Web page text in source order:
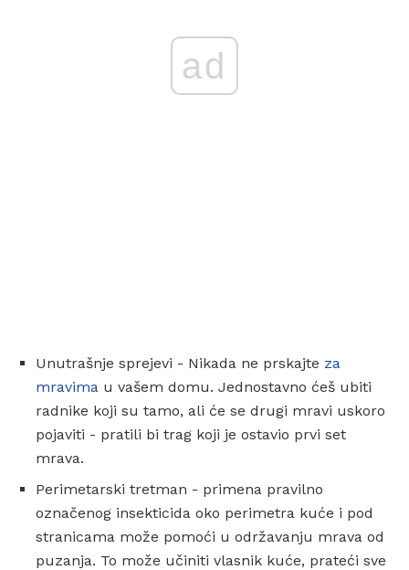
ad
Unutrašnje sprejevi - Nikada ne prskajte za
mravima u vašem domu. Jednostavno ćeš ubiti
radnike koji su tamo, ali će se drugi mravi uskoro
pojaviti - pratili bi trag koji je ostavio prvi set
mrava.
Perimetarski tretman - primena pravilno
označenog insekticida oko perimetra kuće i pod
stranicama može pomoći u održavanju mrava od
puzanja. To može učiniti vlasnik kuće, prateći sve